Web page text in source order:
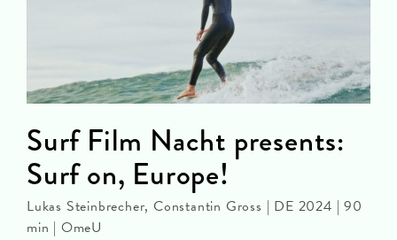
Surf Film Nacht presents:
Surf on, Europe!
Lukas Steinbrecher, Constantin Gross | DE 2024 | 90
min | OmeU